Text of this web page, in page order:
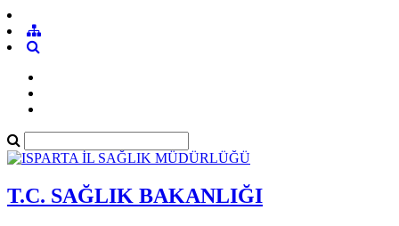
T.C. SAĞLIK BAKANLIĞI